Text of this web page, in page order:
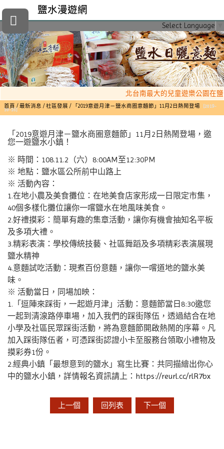
Select Language
鹽水漫遊網
北台南最大的兒童遊樂公園在
首頁 最新消息 社區發展 「2019意遊月津－鹽水商圈意麵節」11月2日熱鬧登場 [2019-
10-16]
「2019意遊月津－鹽水商圈意麵節」11月2日熱鬧登場，邀
您一遊鹽水小鎮！
※ 時間：108.11.2（六）8:00AM至12:30PM
※ 地點：鹽水區公所前中山路上
※ 活動內容：
1.在地小農及美食攤位：在地美食店家形成一日限定市集，
40個多樣化攤位讓你一嚐鹽水在地風味美食。
2.好禮摸彩：簡單有趣的集章活動，讓你有機會抽知名平板
及多項大禮。
3.精彩表演：學校傳統技藝、社區舞蹈及多項精彩表演展現
鹽水精神
4.意麵試吃活動：現煮百份意麵，讓你一嚐道地的鹽水美
味。
※ 活動當日，同場加映：
1.「逗陣來踩街，一起遊月津」活動：意麵節當日8:30邀您
一起到清湶路停車場，加入我們的踩街隊伍，透過結合在地
小學及社區民眾踩街活動，將為意麵節開啟熱鬧的序幕。凡
加入踩街隊伍者，可憑踩街認證小卡至服務台領取小禮物及
摸彩券1份。
2.經典小鎮「最想意到的鹽水」寫生比賽：共同描繪出你心
中的鹽水小鎮，詳情報名資訊請上： https://reurl.cc/rlR7bx
上一個 回列表 下一個